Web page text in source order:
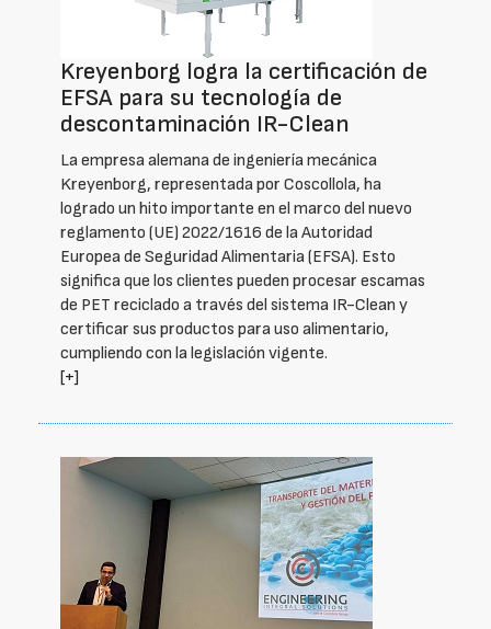
Kreyenborg logra la certificación de
EFSA para su tecnología de
descontaminación IR-Clean
La empresa alemana de ingeniería mecánica
Kreyenborg, representada por Coscollola, ha
logrado un hito importante en el marco del nuevo
reglamento (UE) 2022/1616 de la Autoridad
Europea de Seguridad Alimentaria (EFSA). Esto
significa que los clientes pueden procesar escamas
de PET reciclado a través del sistema IR-Clean y
certificar sus productos para uso alimentario,
cumpliendo con la legislación vigente.
[+]